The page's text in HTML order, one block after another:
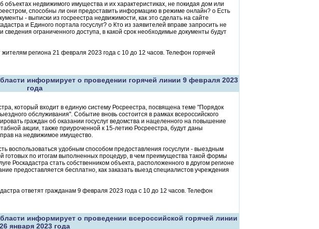
недвижимого имущества и их характеристиках, не покидая дом или
способны ли они предоставить информацию в режиме онлайн? o Есть
- выписки из госреестра недвижимости, как это сделать на сайте
и Единого портала госуслуг? o Кто из заявителей вправе запросить не
ограниченного доступа, в какой срок необходимые документы будут
региона 21 февраля 2023 года с 10 до 12 часов. Телефон горячей
информирует о проведении горячей линии 9 февраля 2023
года
который входит в единую систему Росреестра, посвящена теме "Порядок
обслуживания". Событие вновь состоится в рамках всероссийского
граждан об оказании госуслуг ведомства и нацеленного на повышение
акции, также приуроченной к 15-летию Росреестра, будут даны
на недвижимое имущество.
воспользоваться удобным способом предоставления госуслуги - выездным
готовых по итогам выполненных процедур, в чем преимущества такой формы
Роскадастра стать собственником объекта, расположенного в другом регионе
предоставляется бесплатно, как заказать выезд специалистов учреждения
ответят гражданам 9 февраля 2023 года с 10 до 12 часов. Телефон
информирует о проведении всероссийской горячей линии
26 января 2023 года